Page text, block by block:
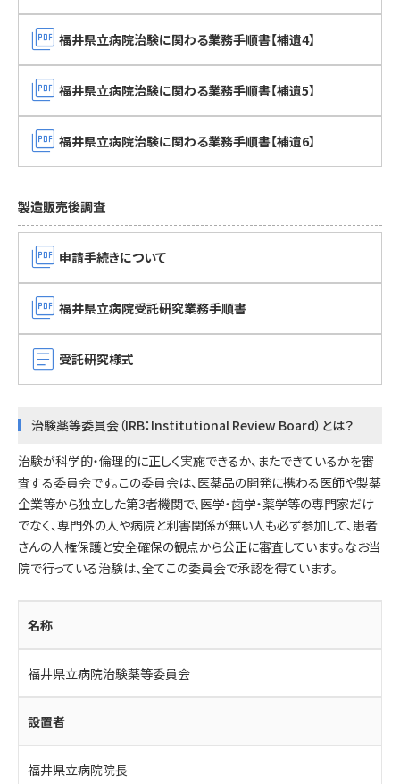
picture_as_pdf 福井県立病院治験に関わる業務手順書【補遺4】
picture_as_pdf 福井県立病院治験に関わる業務手順書【補遺5】
picture_as_pdf 福井県立病院治験に関わる業務手順書【補遺6】
製造販売後調査
picture_as_pdf 申請手続きについて
picture_as_pdf 福井県立病院受託研究業務手順書
article 受託研究様式
治験薬等委員会（IRB：Institutional Review Board）とは？
治験が科学的・倫理的に正しく実施できるか、またできているかを審
査する委員会です。この委員会は、医薬品の開発に携わる医師や製薬
企業等から独立した第3者機関で、医学・歯学・薬学等の専門家だけ
でなく、専門外の人や病院と利害関係が無い人も必ず参加して、患者
さんの人権保護と安全確保の観点から公正に審査しています。なお当
院で行っている治験は、全てこの委員会で承認を得ています。
名称
福井県立病院治験薬等委員会
設置者
福井県立病院院長